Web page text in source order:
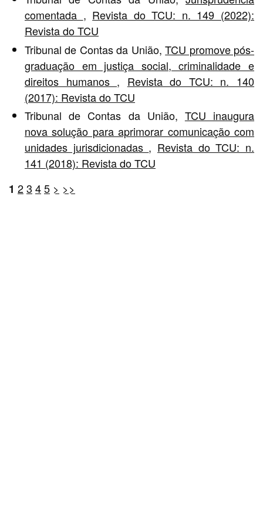
comentada , Revista do TCU: n. 149 (2022):
Revista do TCU
Tribunal de Contas da União,TCU promove pós-
graduação em justiça social, criminalidade e
direitos humanos , Revista do TCU: n. 140
(2017): Revista do TCU
Tribunal de Contas da União, TCU inaugura
nova solução para aprimorar comunicação com
unidades jurisdicionadas , Revista do TCU: n.
141 (2018): Revista do TCU
1 23 45 > >>